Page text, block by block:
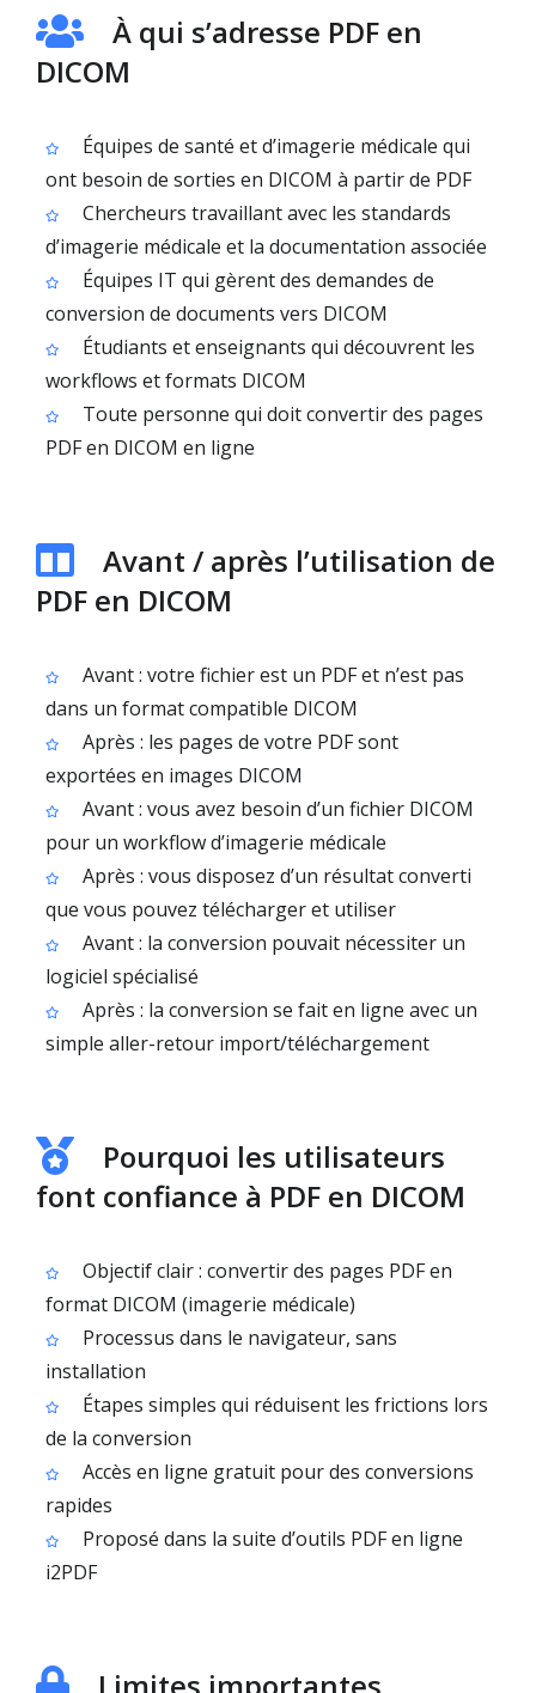
À qui s’adresse PDF en
DICOM
Équipes de santé et d’imagerie médicale qui
ont besoin de sorties en DICOM à partir de PDF
Chercheurs travaillant avec les standards
d’imagerie médicale et la documentation associée
Équipes IT qui gèrent des demandes de
conversion de documents vers DICOM
Étudiants et enseignants qui découvrent les
workflows et formats DICOM
Toute personne qui doit convertir des pages
PDF en DICOM en ligne
Avant / après l’utilisation de
PDF en DICOM
Avant : votre fichier est un PDF et n’est pas
dans un format compatible DICOM
Après : les pages de votre PDF sont
exportées en images DICOM
Avant : vous avez besoin d’un fichier DICOM
pour un workflow d’imagerie médicale
Après : vous disposez d’un résultat converti
que vous pouvez télécharger et utiliser
Avant : la conversion pouvait nécessiter un
logiciel spécialisé
Après : la conversion se fait en ligne avec un
simple aller-retour import/téléchargement
Pourquoi les utilisateurs
font confiance à PDF en DICOM
Objectif clair : convertir des pages PDF en
format DICOM (imagerie médicale)
Processus dans le navigateur, sans
installation
Étapes simples qui réduisent les frictions lors
de la conversion
Accès en ligne gratuit pour des conversions
rapides
Proposé dans la suite d’outils PDF en ligne
i2PDF